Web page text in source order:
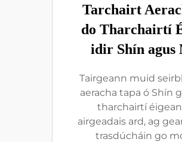
Tarchairt
do Tharchairtí
idir Shín agus
Tairgeann muid
aeracha tapa ó Shín
tharchairtí
airgeadais ard, ag
trasdúcháin go